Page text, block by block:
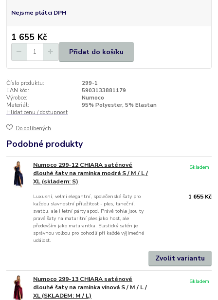
Nejsme plátci DPH
1 655 Kč
Přidat do košíku
Číslo produktu:
299-1
EAN kód:
5903133881179
Výrobce:
Numoco
Materiál:
95% Polyester, 5% Elastan
Hlídat cenu / dostupnost
Do oblíbených
Podobné produkty
Numoco 299-12 CHIARA saténové
dlouhé šaty na ramínka modrá S / M / L /
XL (skladem: S)
Luxusní, velmi elegantní, společenské šaty pro
každou slavnostní příležitost - ples, taneční,
svatbu, ale i letní párty apod. Právě tohle jsou ty
pravé šaty na maturitní ples jako host, ale
především jako maturantka. Elastický satén je
správnou volbou pro pohodlí při každé výjimečné
událost.
1 655 Kč
Skladem
Zvolit variantu
Numoco 299-13 CHIARA saténové
dlouhé šaty na ramínka vínová S / M / L /
XL (SKLADEM: M / L)
Skladem